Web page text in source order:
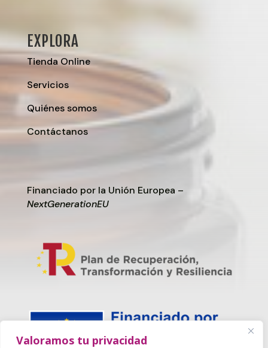
Valoramos tu privacidad
EXPLORA
Tienda Online
Servicios
Quiénes somos
Contáctanos
Financiado por la Unión Europea –
NextGenerationEU